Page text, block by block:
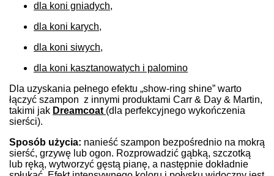
dla koni gniadych,
dla koni karych,
dla koni siwych,
dla koni kasztanowatych i palomino
Dla uzyskania pełnego efektu „show-ring shine” warto
łączyć szampon z innymi produktami Carr & Day & Martin,
takimi jak Dreamcoat (dla perfekcyjnego wykończenia
sierści).
Sposób użycia: nanieść szampon bezpośrednio na mokrą
sierść, grzywę lub ogon. Rozprowadzić gąbką, szczotką
lub ręką, wytworzyć gęstą pianę, a następnie dokładnie